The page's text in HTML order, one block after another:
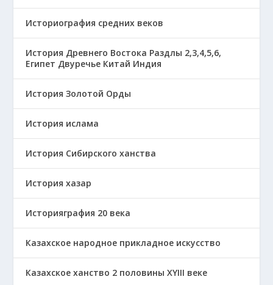
Историография средних веков
История Древнего Востока Раздлы 2,3,4,5,6,
Египет Двуречье Китай Индия
История Золотой Орды
История ислама
История Сибирского ханства
История хазар
Историяграфия 20 века
Казахское народное прикладное искусство
Казахское ханство 2 половины ХҮІІІ веке